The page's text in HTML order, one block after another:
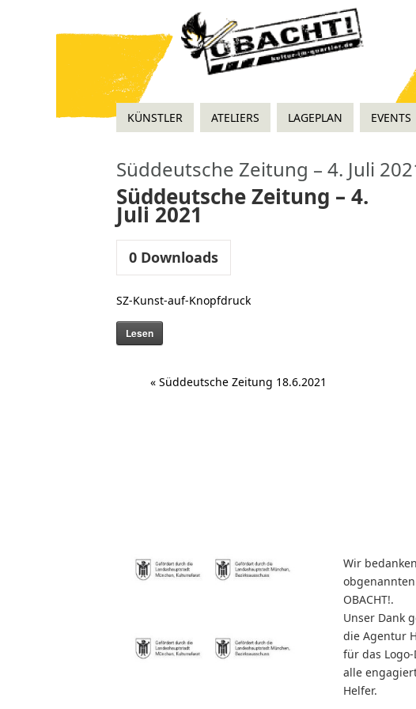
KÜNSTLER ATELIERS LAGEPLAN EVENTS
Süddeutsche Zeitung – 4. Juli
Süddeutsche Zeitung – 4.
Juli 2021
0 Downloads
SZ-Kunst-auf-Knopfdruck
Lesen
« Süddeutsche Zeitung 18.6.2021
Wir
OBACHT!.
Unser Dank
die Agentur
für das
alle
Helfer.